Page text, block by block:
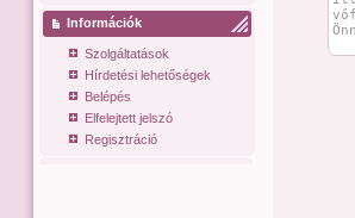
Információk
Szolgáltatások
Hírdetési lehetőségek
Belépés
Elfelejtett jelszó
Regisztráció